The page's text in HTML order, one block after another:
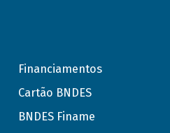
Financiamentos
Cartão BNDES
BNDES Finame